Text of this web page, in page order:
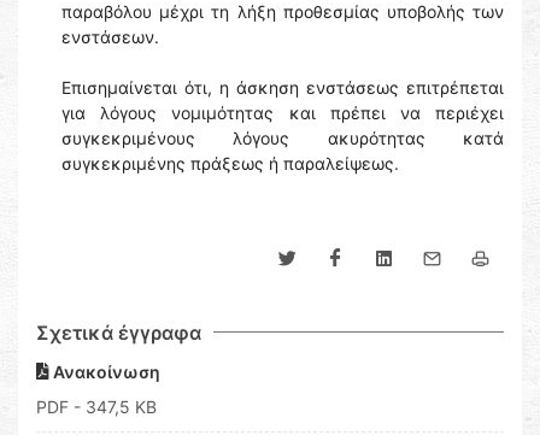
παραβόλου μέχρι τη λήξη προθεσμίας υποβολής των
ενστάσεων.
Επισημαίνεται ότι, η άσκηση ενστάσεως επιτρέπεται
για λόγους νομιμότητας και πρέπει να περιέχει
συγκεκριμένους λόγους ακυρότητας κατά
συγκεκριμένης πράξεως ή παραλείψεως.
Σχετικά έγγραφα
Ανακοίνωση
PDF - 347,5 KB